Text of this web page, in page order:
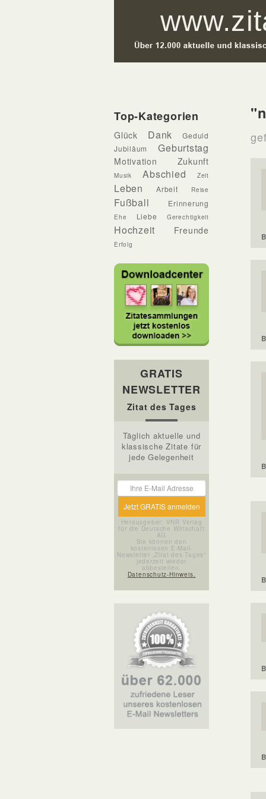
Top-Kategorien
Glück Dank
Geduld
Jubiläum
Geburtstag
Motivation Zukunft
Musik Abschied Zeit
Leben Arbeit Reise
Fußball Erinnerung
Ehe Liebe Gerechtigkeit
Hochzeit Freunde
Erfolg
GRATIS
NEWSLETTER
Zitat des Tages
Täglich aktuelle und
klassische Zitate für
jede Gelegenheit
Herausgeber: VNR Verlag
für die Deutsche Wirtschaft
AG
Sie können den
kostenlosen E-Mail-
Newsletter „Zitat des Tages“
jederzeit wieder
abbestellen.
Datenschutz-Hinweis.